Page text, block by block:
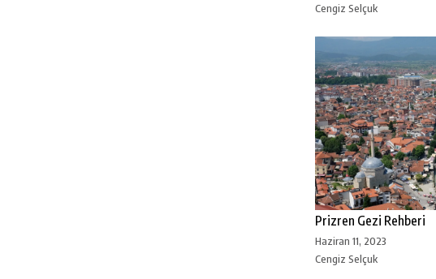
Cengiz Selçuk
Prizren Gezi Rehberi
Haziran 11, 2023
Cengiz Selçuk